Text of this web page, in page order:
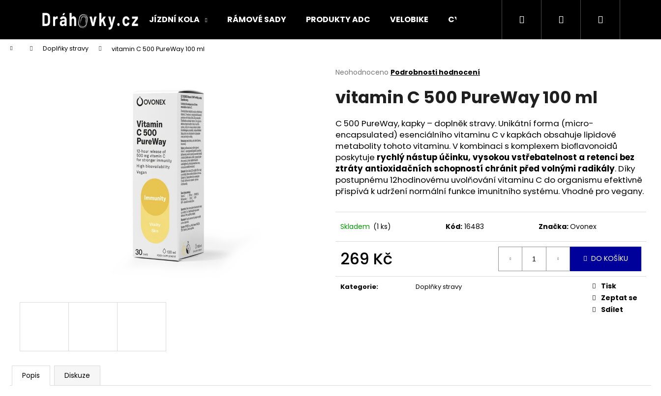
JÍZDNÍ KOLA RÁMOVÉ SADY PRODUKTY ADC VELOBIKE CYCPLUS KOMPONENTY OBLEČENÍ
Hledat PřihlášeníNákupní
Domů Doplňky stravy vitamin C 500 PureWay 100 ml
Průměrné
produktu
je
z
5
hvězdiček.
Neohodnoceno Podrobnosti hodnocení
vitamin C 500 PureWay 100 ml
C 500 PureWay, kapky – doplněk stravy. Unikátní forma (micro-
encapsulated) esenciálního vitaminu C v kapkách obsahuje lipidové
metabolity tohoto vitaminu. V kombinaci s komplexem bioﬂavonoidů
poskytuje rychlý nástup účinku, vysokou vstřebatelnost a retenci bez
ztráty antioxidačních schopností chránit před volnými radikály. Díky
postupnému 12hodinovému uvolňování vitaminu C do organismu efektivně
přispívá k udržení normální funkce imunitního systému. Vhodné pro vegany.
Skladem (1 ks) Kód: 16483 Značka:Ovonex
269 Kč
cena:
DO KOŠÍKU
Kategorie: Doplňky stravy
Tisk
Zeptat se
Sdílet
Popis Diskuze
í
Zpět
do
obchodu
Zpět
do
obchodu
HLEDAT
Následující
CYKLISTICKÁ ČEPIČKA ADC
PŘILBA KASK MOJITO3 ATLANTIC BLUE